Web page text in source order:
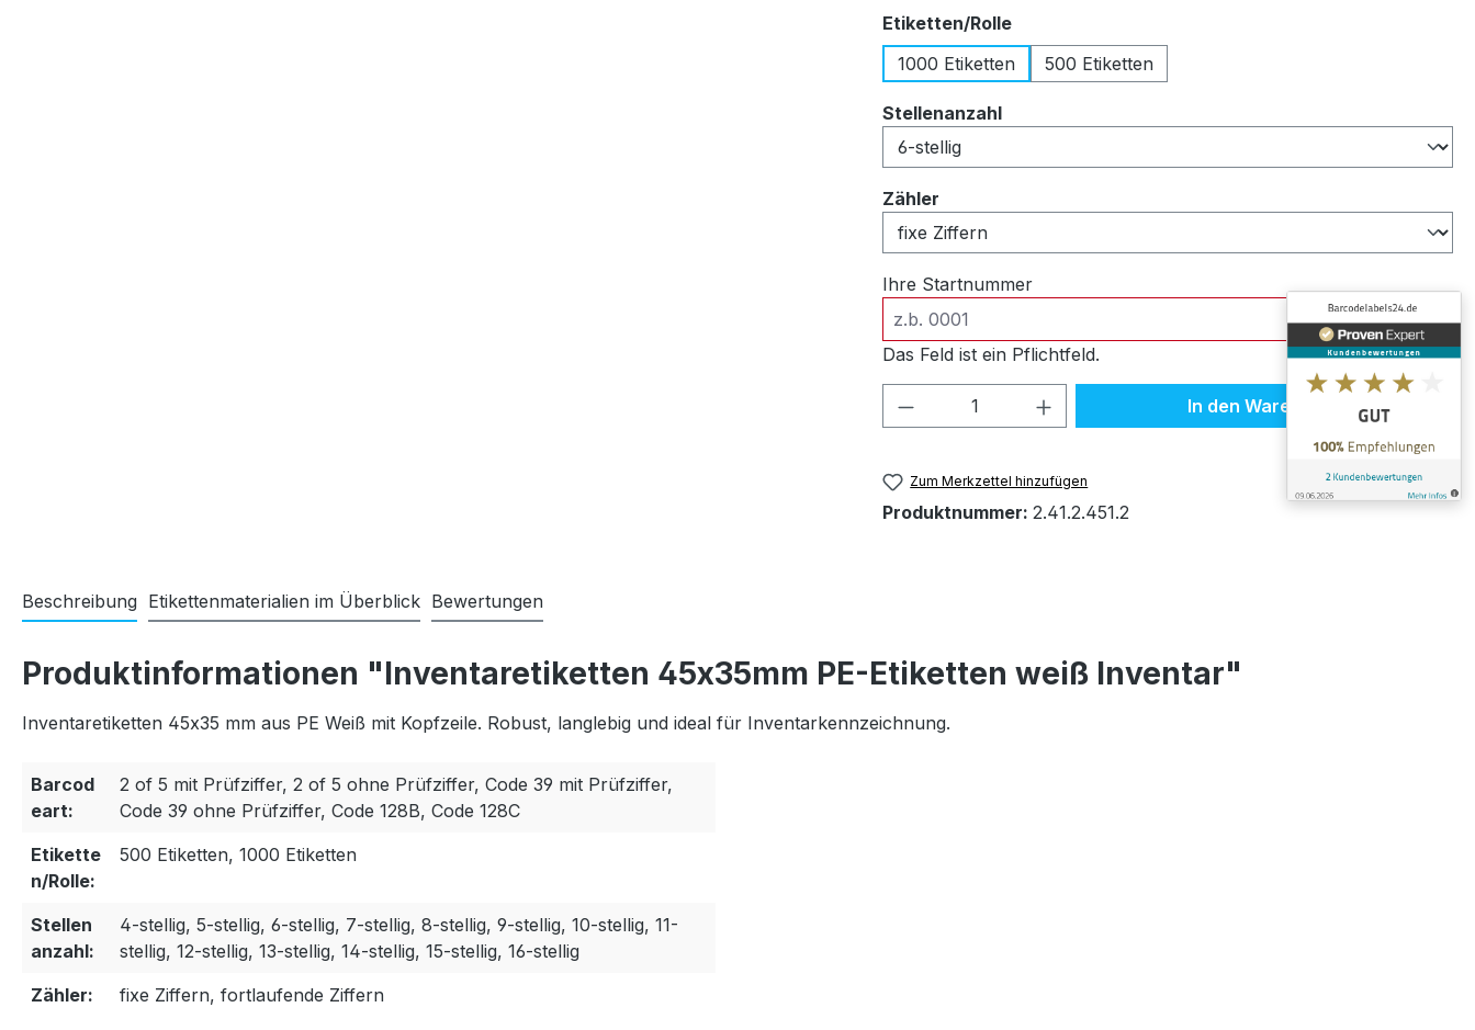
Etiketten/Rolleauswählen
1000 Etiketten
500 Etiketten
Stellenanzahlauswählen
Zähler
Ihre Startnummer
Das Feld ist ein Pflichtfeld.
Produkt Anzahl: Gib den gewünschten Wert
In den Warenkorb
Zum Merkzettel hinzufügen
Produktnummer: 2.41.2.451.2
Beschreibung Etikettenmaterialien im Überblick Bewertungen
Produktinformationen "Inventaretiketten 45x35mm PE-Etiketten weiß Inventar"
Inventaretiketten 45x35 mm aus PE Weiß mit Kopfzeile. Robust, langlebig und ideal für Inventarkennzeichnung.
Barcod
eart:
2 of 5 mit Prüfziffer, 2 of 5 ohne Prüfziffer, Code 39 mit Prüfziffer,
Code 39 ohne Prüfziffer, Code 128B, Code 128C
Etikette
n/Rolle:
500 Etiketten, 1000 Etiketten
Stellen
anzahl:
4-stellig, 5-stellig, 6-stellig, 7-stellig, 8-stellig, 9-stellig, 10-stellig, 11-
stellig, 12-stellig, 13-stellig, 14-stellig, 15-stellig, 16-stellig
Zähler:
fixe Ziffern, fortlaufende Ziffern